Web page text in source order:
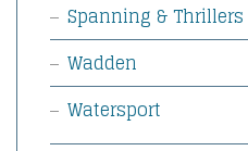
Spanning & Thrillers
Wadden
Watersport